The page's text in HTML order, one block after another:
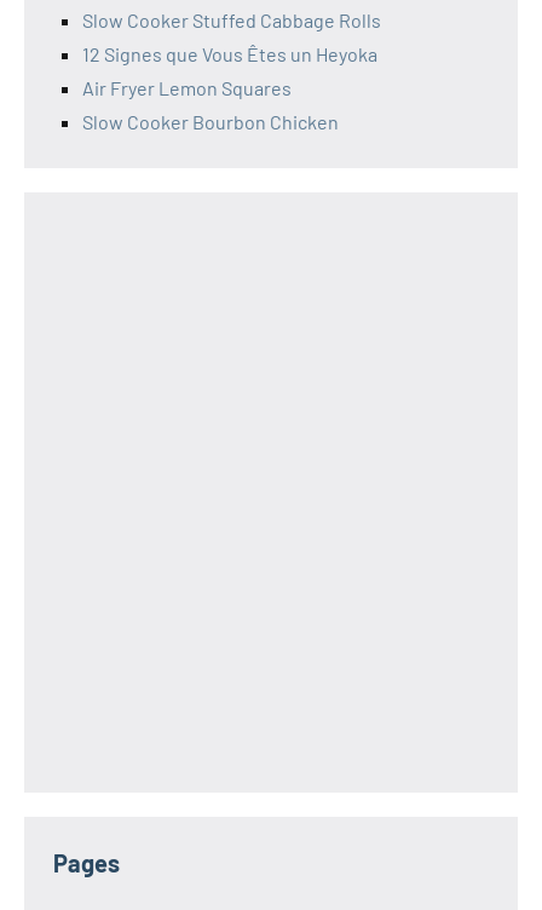
Slow Cooker Stuffed Cabbage Rolls
12 Signes que Vous Êtes un Heyoka
Air Fryer Lemon Squares
Slow Cooker Bourbon Chicken
Pages